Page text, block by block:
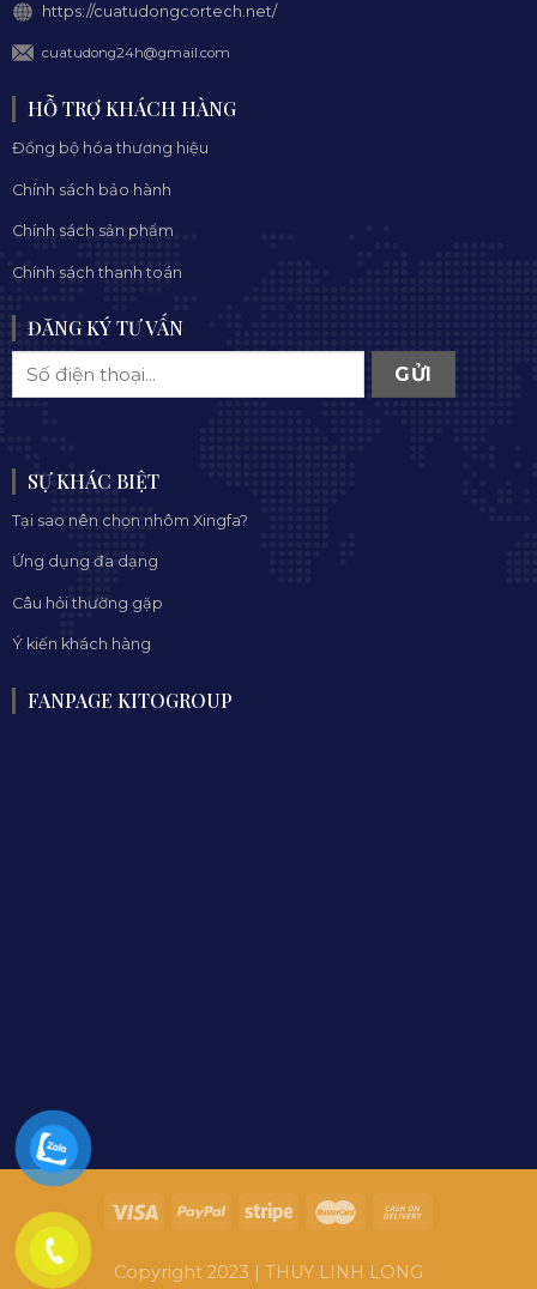
https://cuatudongcortech.net/
cuatudong24h@gmail.com
HỖ TRỢ KHÁCH HÀNG
Đồng bộ hóa thương hiệu
Chính sách bảo hành
Chính sách sản phẩm
Chính sách thanh toán
ĐĂNG KÝ TƯ VẤN
SỰ KHÁC BIỆT
Tại sao nên chọn nhôm Xingfa?
Ứng dụng đa dạng
Câu hỏi thường gặp
Ý kiến khách hàng
FANPAGE KITOGROUP
Copyright 2023 | THUY LINH LONG